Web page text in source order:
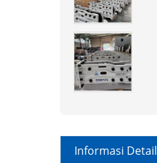
Informasi Detail